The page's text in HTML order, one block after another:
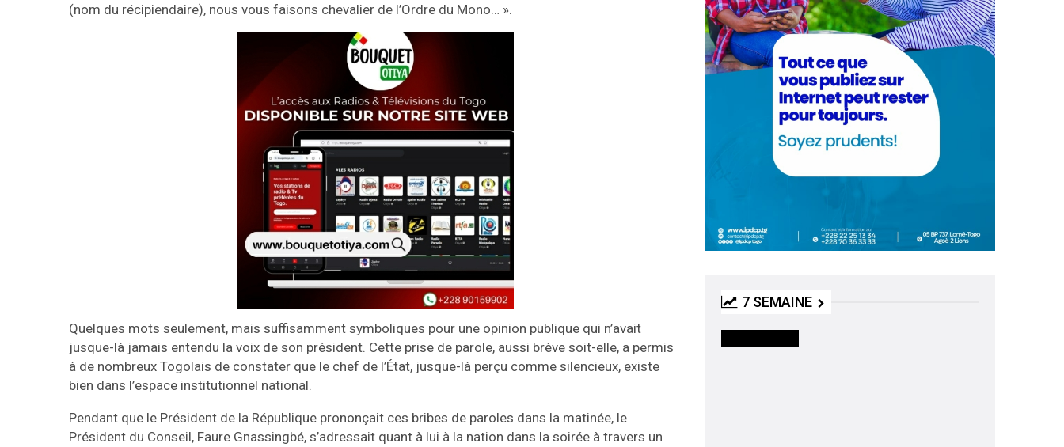
(nom du récipiendaire), nous vous faisons chevalier de l’Ordre du Mono… ».
Quelques mots seulement, mais suffisamment symboliques pour une opinion publique qui n’avait
jusque-là jamais entendu la voix de son président. Cette prise de parole, aussi brève soit-elle, a permis
à de nombreux Togolais de constater que le chef de l’État, jusque-là perçu comme silencieux, existe
bien dans l’espace institutionnel national.
Pendant que le Président de la République prononçait ces bribes de paroles dans la matinée, le
Président du Conseil, Faure Gnassingbé, s’adressait quant à lui à la nation dans la soirée à travers un
7 SEMAINE